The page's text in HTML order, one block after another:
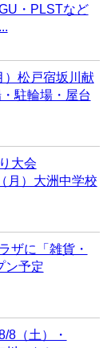
・PLSTなど
）松戸宿坂川献
駐輪場・屋台
大会
月）大洲中学校
ザに「雑貨・
ン予定
8（土）・